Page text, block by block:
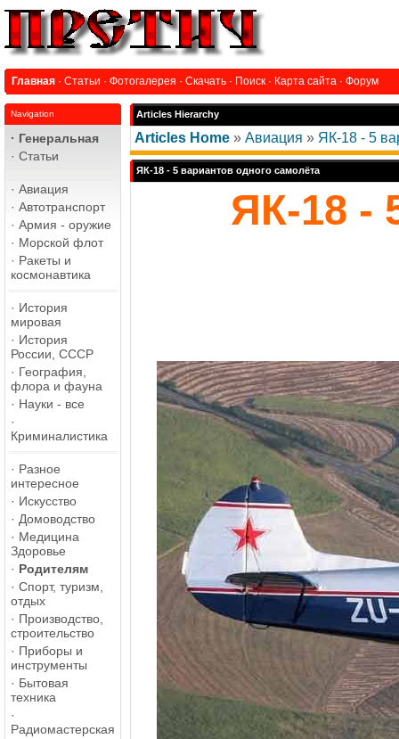
Главная · Статьи · Фотогалерея · Скачать · Поиск · Карта сайта · Форум
Navigation
· Генеральная
· Статьи
· Авиация
· Автотранспорт
· Армия - оружие
· Морской флот
· Ракеты и
космонавтика
· История
мировая
· История
России, СССР
· География,
флора и фауна
· Науки - все
·
Криминалистика
· Разное
интересное
· Искусство
· Домоводство
· Медицина
Здоровье
· Родителям
· Спорт, туризм,
отдых
· Производство,
строительство
· Приборы и
инструменты
· Бытовая
техника
·
Радиомастерская
Articles Hierarchy
Articles Home » Авиация » ЯК-18 - 5
ЯК-18 - 5 вариантов одного самолёта
ЯК-18 -